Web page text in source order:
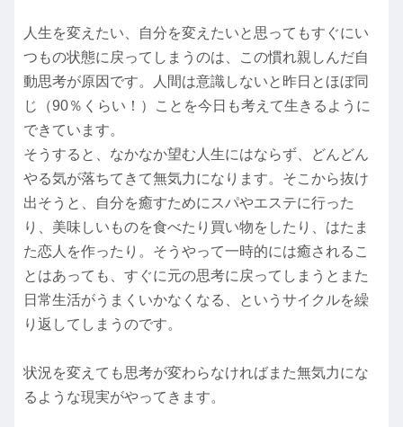
人生を変えたい、自分を変えたいと思ってもすぐにい
つもの状態に戻ってしまうのは、この慣れ親しんだ自
動思考が原因です。人間は意識しないと昨日とほぼ同
じ（90％くらい！）ことを今日も考えて生きるように
できています。
そうすると、なかなか望む人生にはならず、どんどん
やる気が落ちてきて無気力になります。そこから抜け
出そうと、自分を癒すためにスパやエステに行った
り、美味しいものを食べたり買い物をしたり、はたま
た恋人を作ったり。そうやって一時的には癒されるこ
とはあっても、すぐに元の思考に戻ってしまうとまた
日常生活がうまくいかなくなる、というサイクルを繰
り返してしまうのです。
状況を変えても思考が変わらなければまた無気力にな
るような現実がやってきます。